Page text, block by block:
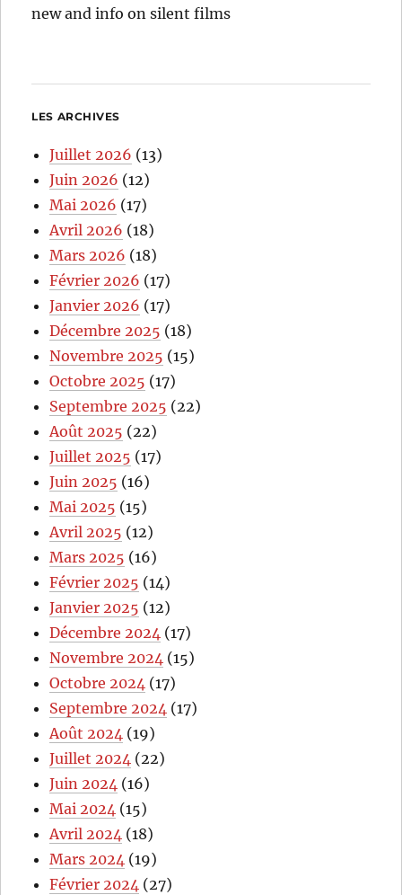
new and info on silent films
LES ARCHIVES
Juillet 2026 (13)
Juin 2026 (12)
Mai 2026 (17)
Avril 2026 (18)
Mars 2026 (18)
Février 2026 (17)
Janvier 2026 (17)
Décembre 2025 (18)
Novembre 2025 (15)
Octobre 2025 (17)
Septembre 2025 (22)
Août 2025 (22)
Juillet 2025 (17)
Juin 2025 (16)
Mai 2025 (15)
Avril 2025 (12)
Mars 2025 (16)
Février 2025 (14)
Janvier 2025 (12)
Décembre 2024 (17)
Novembre 2024 (15)
Octobre 2024 (17)
Septembre 2024 (17)
Août 2024 (19)
Juillet 2024 (22)
Juin 2024 (16)
Mai 2024 (15)
Avril 2024 (18)
Mars 2024 (19)
Février 2024 (27)